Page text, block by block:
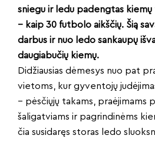
sniegu ir ledu padengtas
– kaip 30 futbolo aikščių. Šią
darbus ir nuo ledo sankaupų
daugiabučių kiemų.
Didžiausias dėmesys nuo pat
vietoms, kur gyventojų
– pėsčiųjų takams, praėjimams
šaligatviams ir pagrindinėms
čia susidaręs storas ledo